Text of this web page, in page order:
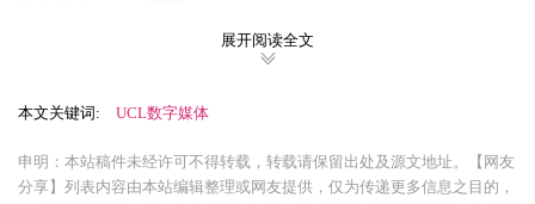
展开阅读全文
本文关键词: UCL数字媒体
申明：本站稿件未经许可不得转载，转载请保留出处及源文地址。【网友
分享】列表内容由本站编辑整理或网友提供，仅为传递更多信息之目的，